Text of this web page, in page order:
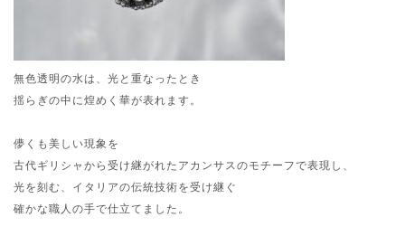
無色透明の水は、光と重なったとき
揺らぎの中に煌めく華が表れます。
儚くも美しい現象を
古代ギリシャから受け継がれたアカンサスのモチーフで表現し、
光を刻む、イタリアの伝統技術を受け継ぐ
確かな職人の手で仕立てました。